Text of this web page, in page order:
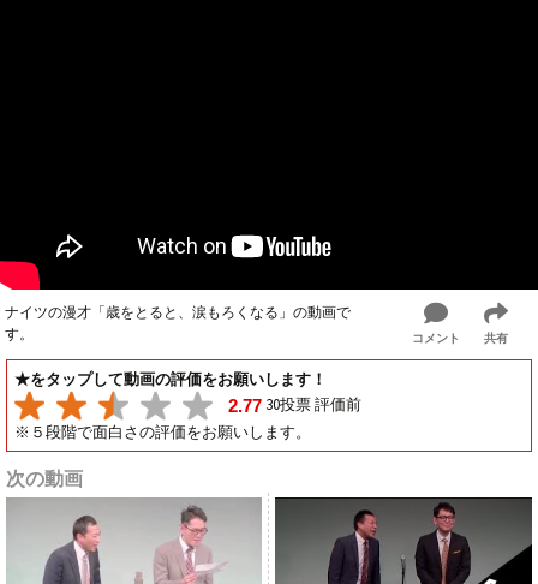
ナイツの漫才「歳をとると、涙もろくなる」の動画で
す。
コメント 共有
★をタップして動画の評価をお願いします！
2.77 30投票 評価前
※５段階で面白さの評価をお願いします。
次の動画